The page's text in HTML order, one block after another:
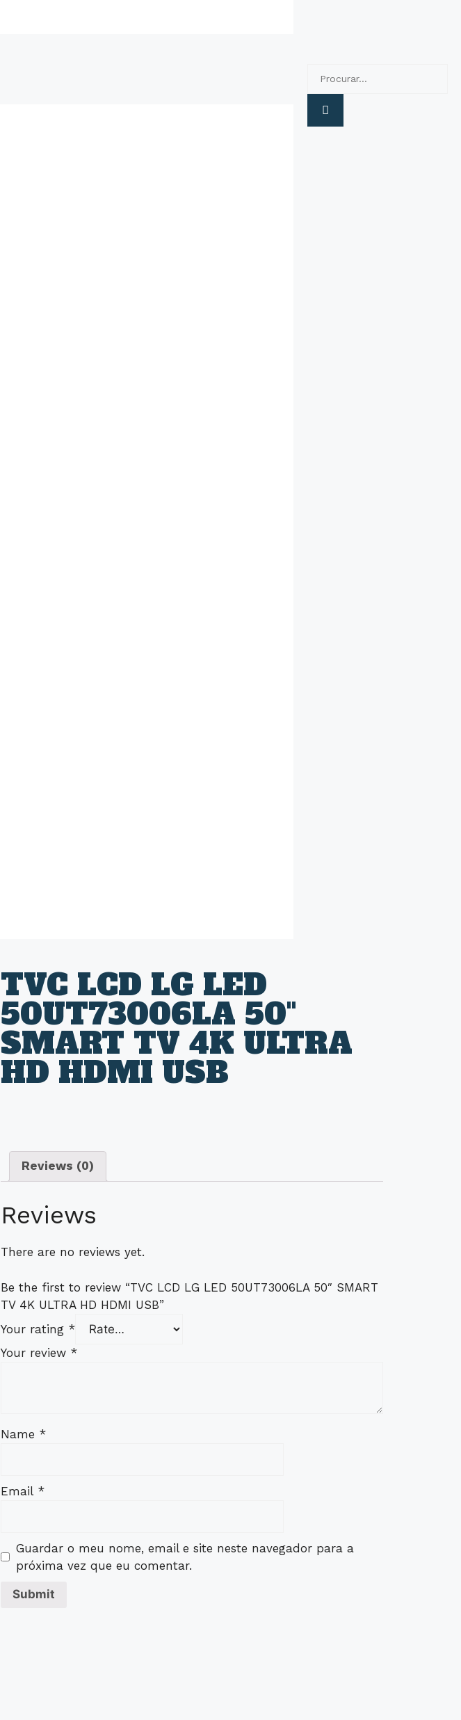
TVC LCD LG LED
50UT73006LA 50"
SMART TV 4K ULTRA
HD HDMI USB
Reviews (0)
Reviews
There are no reviews yet.
Be the first to review “TVC LCD LG LED 50UT73006LA 50″ SMART
TV 4K ULTRA HD HDMI USB”
Your rating *
Your review *
Name *
Email *
Guardar o meu nome, email e site neste navegador para a
próxima vez que eu comentar.